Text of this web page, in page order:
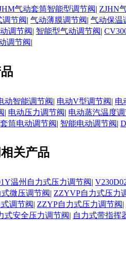
气动套筒智能型调节阀| ZJHN
调节阀| 气动薄膜调节阀| 气动保温
调节阀| 智能型气动调节阀|
调节阀|
动智能调节阀| 电动V型调节阀| 电
| 电动压力调节阀| 电动蒸汽温度调
套筒电动调节阀| 智能电动调节阀|
关产品
温州自力式压力调节阀|
微压调节阀| ZZYVP自力式压力
调节阀| ZZYP自力式压力调节阀|
式安全压力调节阀| 自力式带指挥